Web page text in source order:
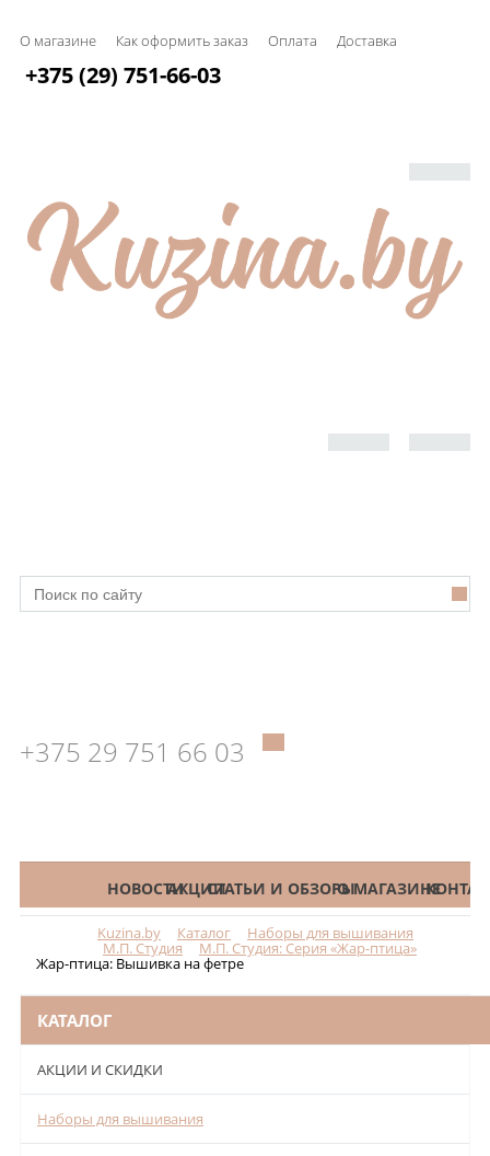
О магазине Как оформить заказ Оплата Доставка
+375 (29) 751-66-03
+375 29 751 66 03
КАТАЛОГНОВОСТИАКЦИИСТАТЬИ И ОБЗОРЫО МАГАЗИНЕ
Kuzina.by Каталог Наборы для вышивания
М.П. Студия М.П. Студия: Серия «Жар-птица»
Жар-птица: Вышивка на фетре
КАТАЛОГ
АКЦИИ И СКИДКИ
Наборы для вышивания